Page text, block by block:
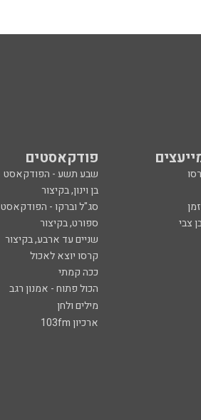
פודקאסטים
שבע תשע - הפודקאסט
בן וינון, בקיצור
סג"ל וברקו - הפודקאסט
צבי ספורט, בקיצור
שניים עד ארבע, בקיצור
קרסו יוצא לאכול
ככה קמתי
הכול פתוח - אמנון רגב
מילים ולחן
ארכיון 103fm